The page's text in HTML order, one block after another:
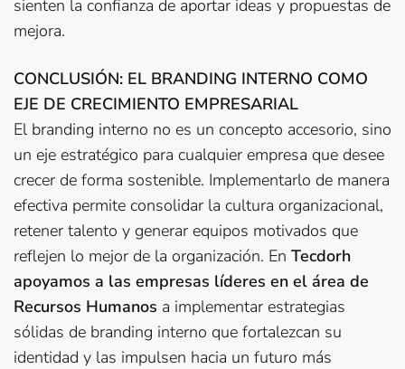
sienten la confianza de aportar ideas y propuestas de
mejora.
CONCLUSIÓN: EL BRANDING INTERNO COMO
EJE DE CRECIMIENTO EMPRESARIAL
El branding interno no es un concepto accesorio, sino
un eje estratégico para cualquier empresa que desee
crecer de forma sostenible. Implementarlo de manera
efectiva permite consolidar la cultura organizacional,
retener talento y generar equipos motivados que
reflejen lo mejor de la organización. En Tecdorh
apoyamos a las empresas líderes en el área de
Recursos Humanos a implementar estrategias
sólidas de branding interno que fortalezcan su
identidad y las impulsen hacia un futuro más